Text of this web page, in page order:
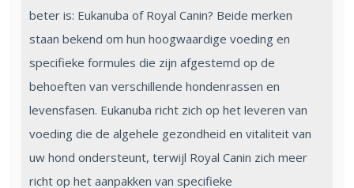
beter is: Eukanuba of Royal Canin? Beide merken
staan bekend om hun hoogwaardige voeding en
specifieke formules die zijn afgestemd op de
behoeften van verschillende hondenrassen en
levensfasen. Eukanuba richt zich op het leveren van
voeding die de algehele gezondheid en vitaliteit van
uw hond ondersteunt, terwijl Royal Canin zich meer
richt op het aanpakken van specifieke